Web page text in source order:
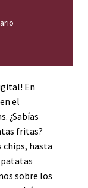
En
el
¿Sabías
fritas?
chips, hasta
patatas
sobre los